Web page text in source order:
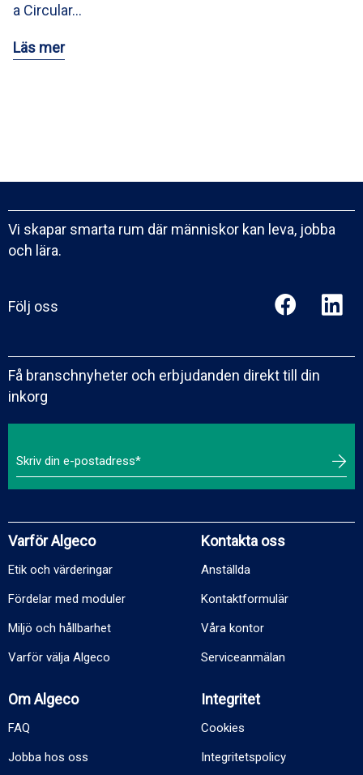
a Circular…
Läs mer
Vi skapar smarta rum där människor kan leva, jobba
och lära.
Följ oss
Få branschnyheter och erbjudanden direkt till din
inkorg
Varför Algeco
Etik och värderingar
Fördelar med moduler
Miljö och hållbarhet
Varför välja Algeco
Kontakta oss
Anställda
Kontaktformulär
Våra kontor
Serviceanmälan
Om Algeco
FAQ
Jobba hos oss
Integritet
Cookies
Integritetspolicy